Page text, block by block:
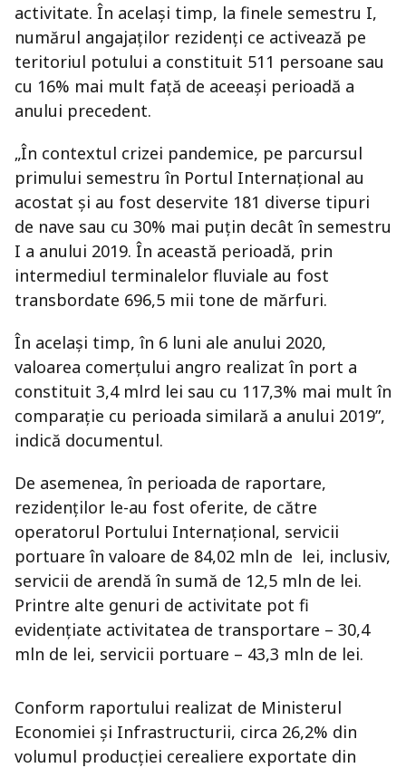
activitate. În același timp, la finele semestru I,
numărul angajaților rezidenți ce activează pe
teritoriul potului a constituit 511 persoane sau
cu 16% mai mult față de aceeași perioadă a
anului precedent.
„În contextul crizei pandemice, pe parcursul
primului semestru în Portul Internațional au
acostat și au fost deservite 181 diverse tipuri
de nave sau cu 30% mai puțin decât în semestru
I a anului 2019. În această perioadă, prin
intermediul terminalelor fluviale au fost
transbordate 696,5 mii tone de mărfuri.
În același timp, în 6 luni ale anului 2020,
valoarea comerțului angro realizat în port a
constituit 3,4 mlrd lei sau cu 117,3% mai mult în
comparație cu perioada similară a anului 2019”,
indică documentul.
De asemenea, în perioada de raportare,
rezidenților le-au fost oferite, de către
operatorul Portului Internațional, servicii
portuare în valoare de 84,02 mln de lei, inclusiv,
servicii de arendă în sumă de 12,5 mln de lei.
Printre alte genuri de activitate pot fi
evidențiate activitatea de transportare – 30,4
mln de lei, servicii portuare – 43,3 mln de lei.
Conform raportului realizat de Ministerul
Economiei și Infrastructurii, circa 26,2% din
volumul producției cerealiere exportate din